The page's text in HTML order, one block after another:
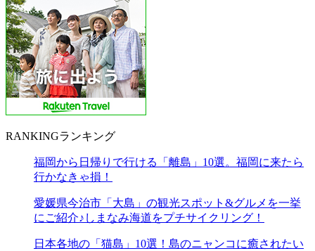
RANKINGランキング
福岡から日帰りで行ける「離島」10選。福岡に来たら
行かなきゃ損！
愛媛県今治市「大島」の観光スポット&グルメを一挙
にご紹介♪しまなみ海道をプチサイクリング！
日本各地の「猫島」10選！島のニャンコに癒されたい